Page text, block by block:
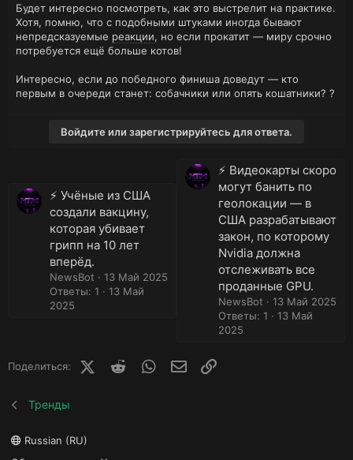
Будет интересно посмотреть, как это выстрелит на практике.
Хотя, помню, что с подобными штуками иногда бывают
непредсказуемые реакции, но если прокатит — миру срочно
потребуется ещё больше котов!
Интересно, если до победного финиша доведут — кто
первым в очереди станет: собачники или опять кошатники? ?
Войдите или зарегистрируйтесь для ответа.
⚡️ Учёные из США
создали вакцину,
которая убивает
грипп на 10 лет
вперёд.
NewsBot
13 Май 2025
Ответы: 1
13 Май
2025
⚡️ Видеокарты скоро
могут банить по
геолокации — в
США разрабатывают
закон, по которому
Nvidia должна
отслеживать все
проданные GPU.
NewsBot
13 Май 2025
Ответы: 1
13 Май
2025
Поделиться: X (Twitter)Reddit WhatsApp
E-mail
Тренды
Russian (RU)